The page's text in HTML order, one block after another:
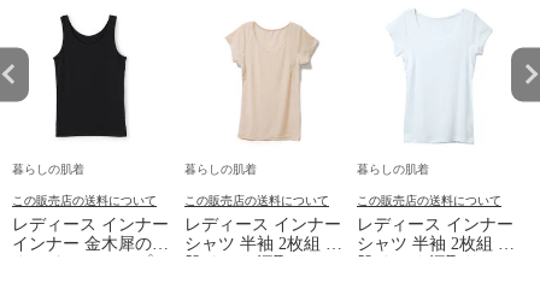
暮らしの肌着
この販売店の送料について
レディース インナー
インナー 金木犀のめ
ぐみ タンクトップ
暮らしの肌着
この販売店の送料について
レディース インナー
シャツ 半袖 2枚組 素
肌ドライ 汗取り フ
暮らしの肌着
この販売店の送料について
レディース インナー
シャツ 半袖 2枚組 素
肌ドライ 汗取り フ